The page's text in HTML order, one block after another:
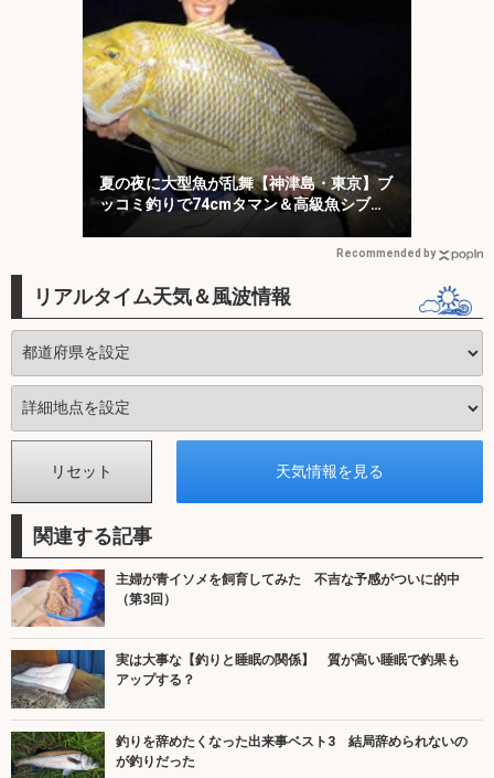
夏の夜に大型魚が乱舞【神津島・東京】ブ
ッコミ釣りで74cmタマン＆高級魚シブダ
Recommended by
リアルタイム天気＆風波情報
関連する記事
主婦が青イソメを飼育してみた 不吉な予感がついに的中
（第3回）
実は大事な【釣りと睡眠の関係】 質が高い睡眠で釣果も
アップする？
釣りを辞めたくなった出来事ベスト3 結局辞められないの
が釣りだった